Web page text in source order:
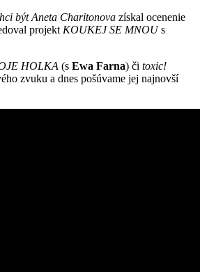
být Aneta Charitonova získal ocenenie
projekt KOUKEJ SE MNOUs
HOLKA (s Ewa Farna) či toxic!
zvuku a dnes pošúvame jej najnovší